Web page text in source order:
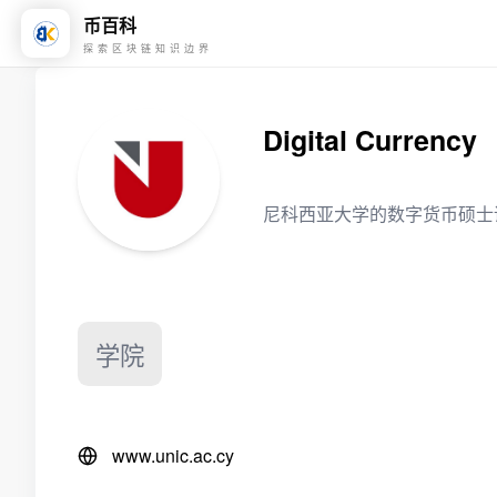
币百科
探索区块链知识边界
Digital Currency
尼科西亚大学的数字货币硕
学院
www.unic.ac.cy